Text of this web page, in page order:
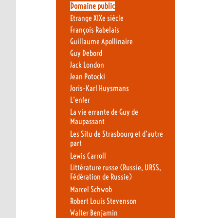
Domaine public
Etrange XIXe siècle
François Rabelais
Guillaume Apollinaire
Guy Debord
Jack London
Jean Potocki
Joris-Karl Huysmans
L’enfer
La vie errante de Guy de
Maupassant
Les Situ de Strasbourg et d’autre
part
Lewis Carroll
Littérature russe (Russie, URSS,
Fédération de Russie)
Marcel Schwob
Robert Louis Stevenson
Walter Benjamin